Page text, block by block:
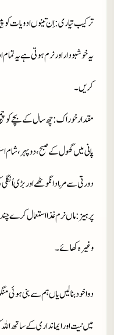
ترکیب تیار ی: اِن تینوں ادویات
یہ خوشبودار اور نرم ہوتی ہے یہ
کریں۔
مقدار خوراک: چھ سال کے بچے کو
پانی میں گھول کے صبح ،دوپہر ،شام
دو رتی سے مُراد انگوٹھے اور بڑی
پرہیز: ماں نرم غذا استعمال کرے
وغیرہ کھائے۔
دوا خود بنا لیں یاں ہم سے بنی ہوئی
میں نیت اور ایمانداری کے ساتھ